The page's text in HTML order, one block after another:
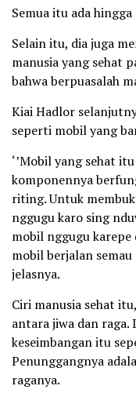
Semua itu ada
Selain itu, dia juga
manusia yang sehat
bahwa berpuasalah
Kiai Hadlor
seperti mobil yang
‘’Mobil yang sehat
komponennya
riting. Untuk
nggugu karo sing
mobil nggugu karepe
mobil berjalan semau
jelasnya.
Ciri manusia sehat
antara jiwa dan
keseimbangan itu
Penunggangnya
raganya.